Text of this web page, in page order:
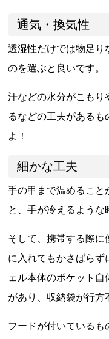
通気・換気性
透湿性だけでは物足り
のを選ぶと良いです。
汗などの水分がこもり
るなどの工夫がある
よ！
細かな工夫
手の甲まで温めること
と、手が冷えるような
そして、携帯する際
に入れてもかさばらず
ェル本体のポケット
があり、収納袋が行方
フードが付いている